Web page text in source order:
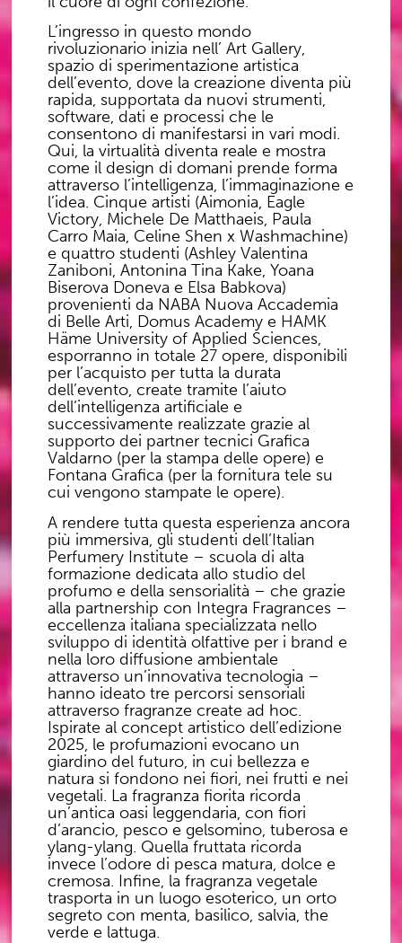
L’ingresso in questo mondo
rivoluzionario inizia nell’ Art Gallery,
spazio di sperimentazione artistica
dell’evento, dove la creazione diventa più
rapida, supportata da nuovi strumenti,
software, dati e processi che le
consentono di manifestarsi in vari modi.
Qui, la virtualità diventa reale e mostra
come il design di domani prende forma
attraverso l’intelligenza, l’immaginazione e
l’idea. Cinque artisti (Aimonia, Eagle
Victory, Michele De Matthaeis, Paula
Carro Maia, Celine Shen x Washmachine)
e quattro studenti (Ashley Valentina
Zaniboni, Antonina Tina Kake, Yoana
Biserova Doneva e Elsa Babkova)
provenienti da NABA Nuova Accademia
di Belle Arti, Domus Academy e HAMK
Häme University of Applied Sciences,
esporranno in totale 27 opere, disponibili
per l’acquisto per tutta la durata
dell’evento, create tramite l’aiuto
dell’intelligenza artificiale e
successivamente realizzate grazie al
supporto dei partner tecnici Grafica
Valdarno (per la stampa delle opere) e
Fontana Grafica (per la fornitura tele su
cui vengono stampate le opere).
A rendere tutta questa esperienza ancora
più immersiva, gli studenti dell’Italian
Perfumery Institute – scuola di alta
formazione dedicata allo studio del
profumo e della sensorialità – che grazie
alla partnership con Integra Fragrances –
eccellenza italiana specializzata nello
sviluppo di identità olfattive per i brand e
nella loro diffusione ambientale
attraverso un’innovativa tecnologia –
hanno ideato tre percorsi sensoriali
attraverso fragranze create ad hoc.
Ispirate al concept artistico dell’edizione
2025, le profumazioni evocano un
giardino del futuro, in cui bellezza e
natura si fondono nei fiori, nei frutti e nei
vegetali. La fragranza fiorita ricorda
un’antica oasi leggendaria, con fiori
d’arancio, pesco e gelsomino, tuberosa e
ylang-ylang. Quella fruttata ricorda
invece l’odore di pesca matura, dolce e
cremosa. Infine, la fragranza vegetale
trasporta in un luogo esoterico, un orto
segreto con menta, basilico, salvia, the
verde e lattuga.